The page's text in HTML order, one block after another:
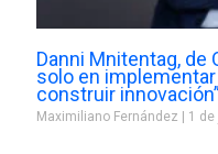
Danni Mnitentag, de
solo en
construir innovación”
Maximiliano Fernández 1